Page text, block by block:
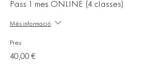
Pass 1 mes ONLINE (4 classes)
Més informació
Preu
40,00 €